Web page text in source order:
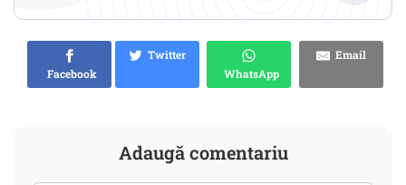
Facebook
Twitter
WhatsApp
Email
Adaugă comentariu